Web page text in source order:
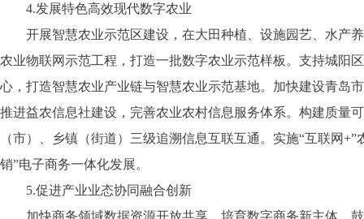
4.发展特色高效现代数字农业
开展智慧农业示范区建设，在大田种植、设施园艺、水产养
农业物联网示范工程，打造一批数字农业示范样板。支持城阳
心，打造智慧农业产业链与智慧农业示范基地。加快建设青岛
推进益农信息社建设，完善农业农村信息服务体系。构建质量
（市）、乡镇（街道）三级追溯信息互联互通。实施“互联网
销”电子商务一体化发展。
5.促进产业业态协同融合创新
加快商务领域数据资源开放共享，培育数字商务新主体，鼓